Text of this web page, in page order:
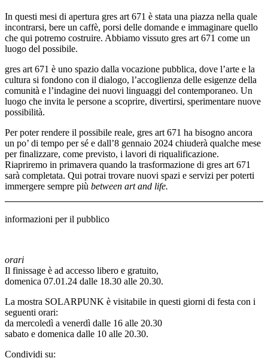
In questi mesi di apertura gres art 671 è stata una piazza nella quale
incontrarsi, bere un caffè, porsi delle domande e immaginare quello
che qui potremo costruire. Abbiamo vissuto gres art 671 come un
luogo del possibile.
gres art 671 è uno spazio dalla vocazione pubblica, dove l’arte e la
cultura si fondono con il dialogo, l’accoglienza delle esigenze della
comunità e l’indagine dei nuovi linguaggi del contemporaneo. Un
luogo che invita le persone a scoprire, divertirsi, sperimentare nuove
possibilità.
Per poter rendere il possibile reale, gres art 671 ha bisogno ancora
un po’ di tempo per sé e dall’8 gennaio 2024 chiuderà qualche mese
per finalizzare, come previsto, i lavori di riqualificazione.
Riapriremo in primavera quando la trasformazione di gres art 671
sarà completata. Qui potrai trovare nuovi spazi e servizi per poterti
immergere sempre più between art and life.
informazioni per il pubblico
orari
Il finissage è ad accesso libero e gratuito,
domenica 07.01.24 dalle 18.30 alle 20.30.
La mostra SOLARPUNK è visitabile in questi giorni di festa con i
seguenti orari:
da mercoledì a venerdì dalle 16 alle 20.30
sabato e domenica dalle 10 alle 20.30.
Condividi su: